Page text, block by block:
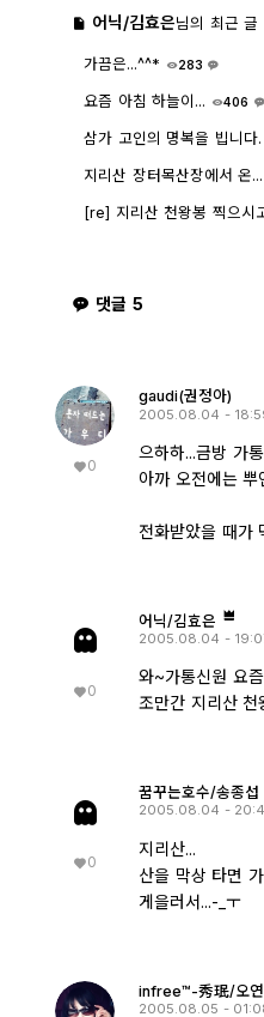
어닉/김효은님의 최근 글
가끔은...^^*
283
요즘 아침 하늘이...
406
삼가 고인의 명복을 빕니다.
지리산 장터목산장에서 온...
[re] 지리산
댓글 5
0
gaudi(권정아)
2005.08.04 -
으하하...금방 가
아까 오전에는 뿌
전화받았을 때가
0
어닉/김효은
2005.08.04 -
와~가통신원 요
조만간 지리산
0
꿈꾸는호수/송종섭
2005.08.04 -
지리산...
산을 막상 타면
게을러서...-_ㅜ
infree™-秀珉/오연
2005.08.05 -